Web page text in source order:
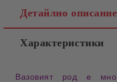
Детайлно описание
Характеристики
Вазовият род е